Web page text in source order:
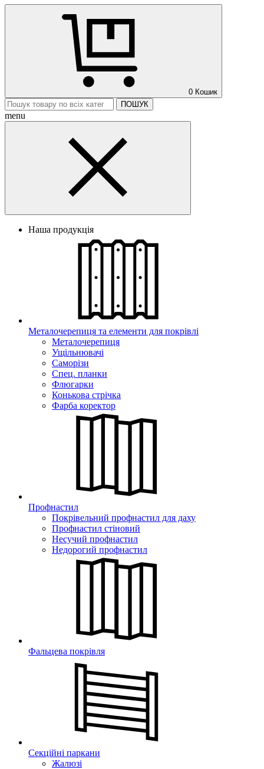
0 Кошик
ПОШУК
menu
Наша продукція
Металочерепиця та елементи для покрівлі
Металочерепиця
Ущільнювачі
Саморізи
Спец. планки
Флюгарки
Конькова стрічка
Фарба коректор
Профнастил
Покрівельний профнастил для даху
Профнастил стіновий
Несучий профнастил
Недорогий профнастил
Фальцева покрівля
Секційні паркани
Жалюзі